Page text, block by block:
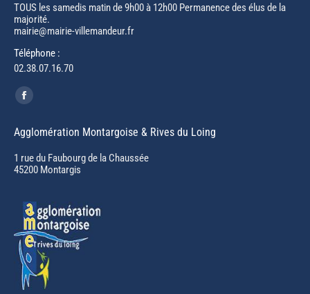
TOUS les samedis matin de 9h00 à 12h00 Permanence des élus de la
majorité.
mairie@mairie-villemandeur.fr
Téléphone :
02.38.07.16.70
Trouvez nous sur :
Facebook
opens
in
new
Agglomération Montargoise & Rives du Loing
1 rue du Faubourg de la Chaussée
45200 Montargis